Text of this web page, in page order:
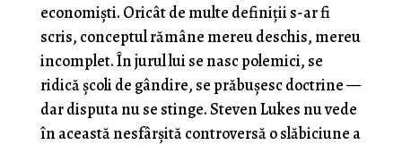
economiști. Oricât de multe definiții s-ar fi
scris, conceptul rămâne mereu deschis, mereu
incomplet. În jurul lui se nasc polemici, se
ridică școli de gândire, se prăbușesc doctrine —
dar disputa nu se stinge. Steven Lukes nu vede
în această nesfârșită controversă o slăbiciune a